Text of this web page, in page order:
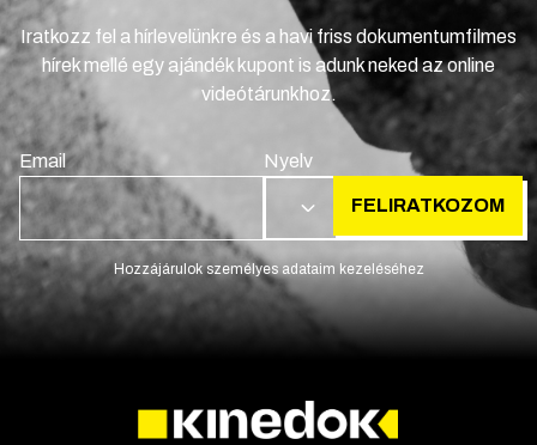
Iratkozz fel a hírlevelünkre és a havi friss dokumentumfilmes
hírek mellé egy ajándék kupont is adunk neked az online
videótárunkhoz.
Email Nyelv
HU FELIRATKOZOM
Hozzájárulok személyes adataim kezeléséhez